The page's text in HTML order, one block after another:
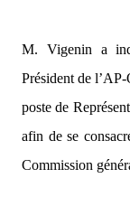
M. Vigenin a
Président de
poste de
afin de se
Commission